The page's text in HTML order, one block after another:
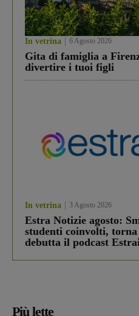
In vetrina 6 Agosto 2026
Gita di famiglia a
divertire i tuoi figli
In vetrina 3 Agosto 2026
Estra Notizie agosto:
studenti coinvolti,
debutta il podcast
Più lette